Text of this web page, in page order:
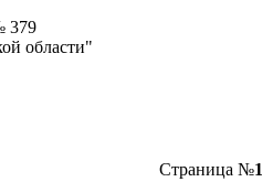
379
области"
Страница №1